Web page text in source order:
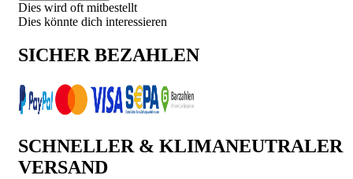
Dies wird oft mitbestellt
Dies könnte dich interessieren
SICHER BEZAHLEN
SCHNELLER & KLIMANEUTRALER
VERSAND